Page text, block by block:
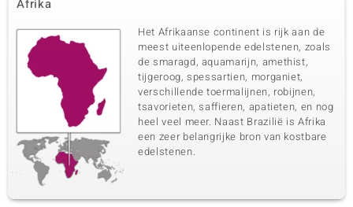
Afrika
Het Afrikaanse continent is rijk aan de
meest uiteenlopende edelstenen, zoals
de smaragd, aquamarijn, amethist,
tijgeroog, spessartien, morganiet,
verschillende toermalijnen, robijnen,
tsavorieten, saffieren, apatieten, en nog
heel veel meer. Naast Brazilië is Afrika
een zeer belangrijke bron van kostbare
edelstenen.